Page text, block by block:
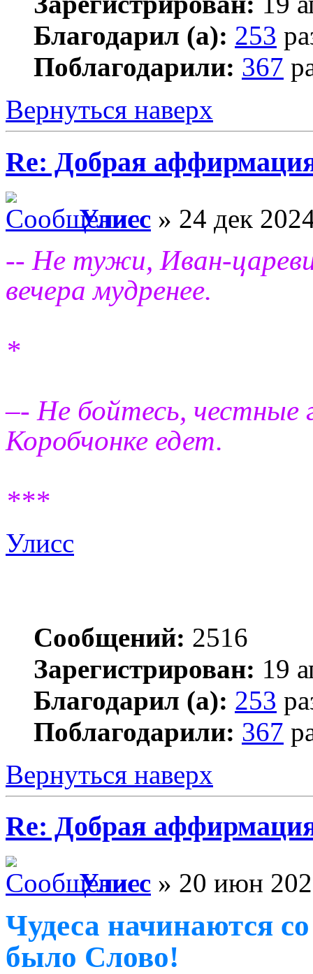
Благодарил (а): 253
Поблагодарили: 367
Вернуться наверх
Re: Добрая
Улисс » 24 дек
-- Не тужи, Иван-
вечера мудренее.
*
–- Не бойтесь, честные
Коробчонке едет.
***
Улисс
Сообщений: 2516
Зарегистрирован: 19
Благодарил (а): 253
Поблагодарили: 367
Вернуться наверх
Re: Добрая
Улисс » 20 июн
Чудеса начинаются
было Слово!